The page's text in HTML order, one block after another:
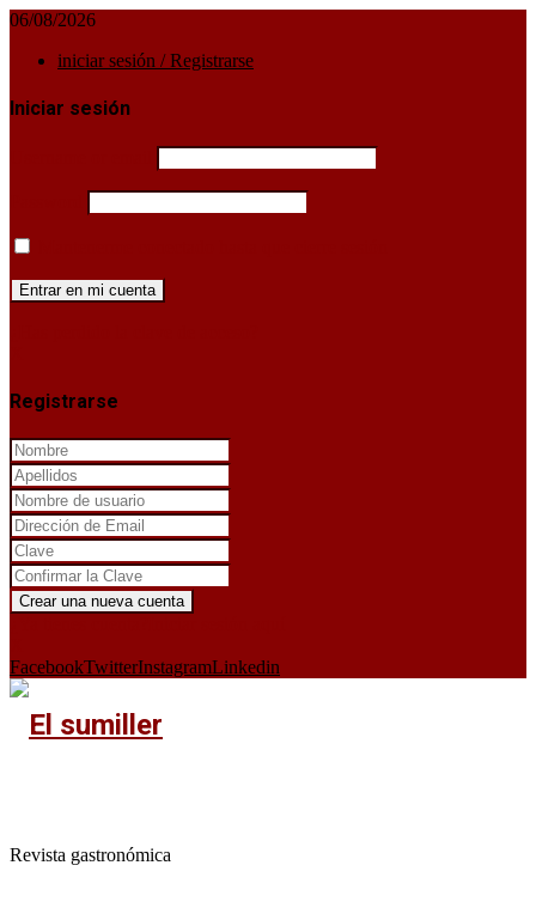
06/08/2026
iniciar sesión / Registrarse
Iniciar sesión
Registrarse
FacebookTwitterInstagramLinkedin
Revista gastronómica